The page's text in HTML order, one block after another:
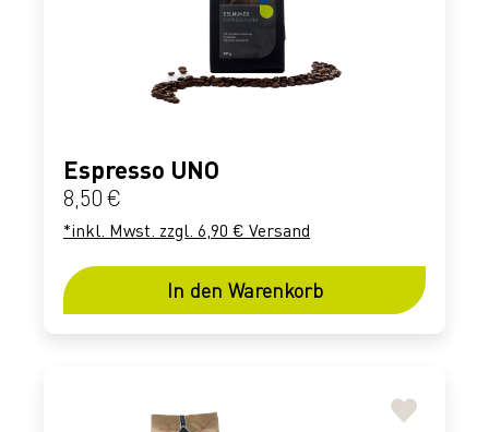
Espresso UNO
Regulärer Preis:
8,50 €
*inkl. Mwst. zzgl. 6,90 € Versand
In den Warenkorb